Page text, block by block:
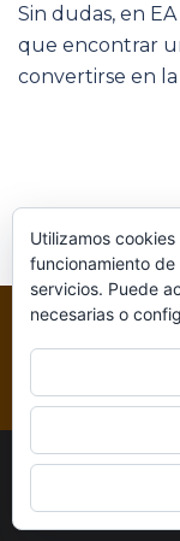
Sin dudas, en
que encontrar
convertirse en
© 2026 Blog
Utilizamos
funcionamiento
servicios. Puede
necesarias o